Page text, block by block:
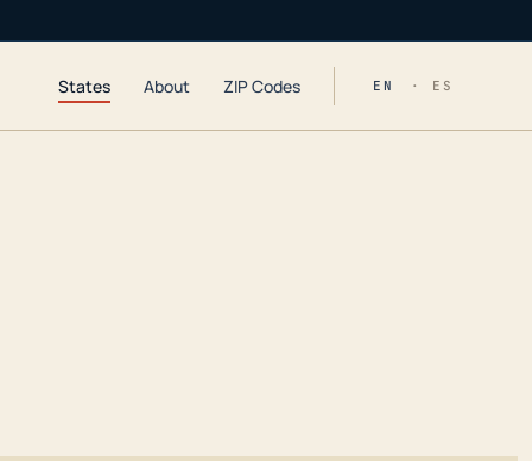
States About ZIP Codes EN · ES